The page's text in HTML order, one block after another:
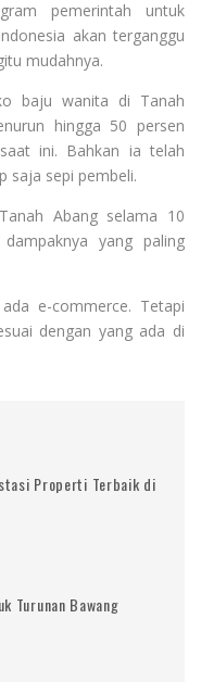
pemerintah untuk
akan terganggu
mudahnya.
baju wanita di Tanah
hingga 50 persen
ini. Bahkan ia telah
saja sepi pembeli.
Abang selama 10
yang paling
e-commerce. Tetapi
dengan yang ada di
Properti Terbaik di
Turunan Bawang